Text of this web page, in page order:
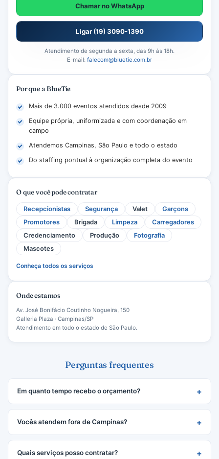
Chamar no WhatsApp
Ligar (19) 3090-1390
Atendimento de segunda a sexta, das 9h às 18h.
E-mail: falecom@bluetie.com.br
Por que a BlueTie
Mais de 3.000 eventos atendidos desde 2009
Equipe própria, uniformizada e com coordenação em
campo
Atendemos Campinas, São Paulo e todo o estado
Do staffing pontual à organização completa do evento
O que você pode contratar
Recepcionistas Segurança Valet
Garçons
Promotores
Brigada Limpeza
Carregadores
Credenciamento
Produção
Fotografia
Mascotes
Conheça todos os serviços
Onde estamos
Av. José Bonifácio Coutinho Nogueira, 150
Galleria Plaza · Campinas/SP
Atendimento em todo o estado de São Paulo.
Perguntas frequentes
Em quanto tempo recebo o orçamento?
Vocês atendem fora de Campinas?
Quais serviços posso contratar?